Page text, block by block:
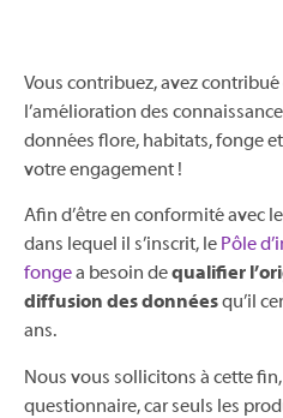
Vous contribuez, avez
l’amélioration des
données flore, habitats, fonge
votre engagement !
Afin d’être en conformité avec
dans lequel il s’inscrit, le Pôle
fongea besoin dequalifier
diffusion des donnéesqu’il
ans.
Nous vous sollicitons à cette fin,
questionnaire, car seuls les